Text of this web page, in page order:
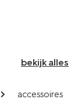
bekijk alles
accessoires